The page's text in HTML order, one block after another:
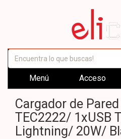
Menú Acceso
Cargador de
TEC2222/ 1xUSB
Lightning/ 20W/